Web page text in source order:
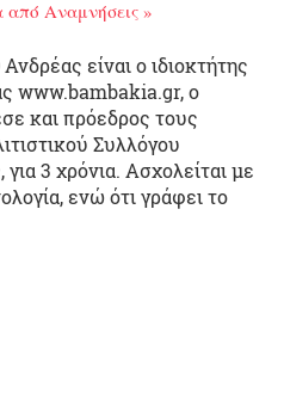
Αναμνήσεις »
είναι ο ιδιοκτήτης
www.bambakia.gr, ο
και πρόεδρος τους
Συλλόγου
3 χρόνια. Ασχολείται με
ενώ ότι γράφει το